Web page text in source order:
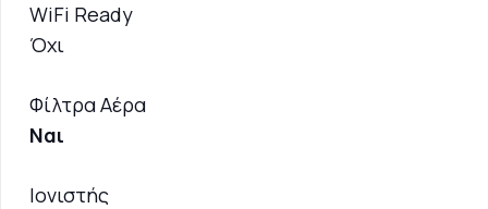
WiFi Ready
Όχι
Φίλτρα Αέρα
Ναι
Ιονιστής